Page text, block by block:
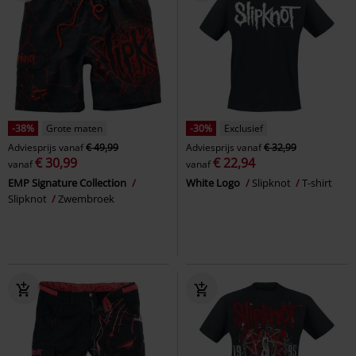
-38%
Grote maten
Adviesprijs vanaf€ 49,99
vanaf€ 30,99
EMP Signature Collection
Slipknot
Zwembroek
-30%
Exclusief
Adviesprijs vanaf€ 32,99
vanaf€ 22,94
White Logo Slipknot T-shirt